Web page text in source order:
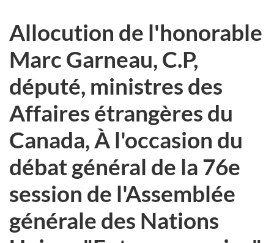
ici :
Allocution de l'honorable
Marc Garneau, C.P,
député, ministres des
Affaires étrangères du
Canada, À l'occasion du
débat général de la 76e
session de l'Assemblée
générale des Nations